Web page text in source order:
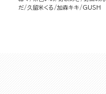
だ
久留米くる 加森キキ GUSH